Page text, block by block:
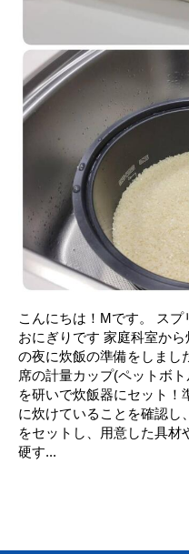
こんにちは！Mです。 ス
おにぎりです 家庭科室か
の夜に炊飯の準備をしまし
席の計量カップ(ペットボ
を研いで炊飯器にセット！
に炊けていることを確認し
をセットし、用意した具材
硬す...